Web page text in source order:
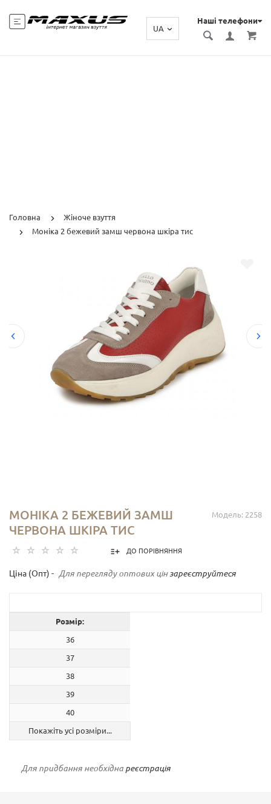
Наші телефони
UA
Головна
Жіноче взуття
Моніка 2 бежевий замш червона шкіра тис
Модель: 2258
МОНІКА 2 БЕЖЕВИЙ ЗАМШ
ЧЕРВОНА ШКІРА ТИС
ДО ПОРІВНЯННЯ
Ціна (Опт) - Для перегляду оптових цін зареєструйтеся
Розмір:
36
37
38
39
40
Покажіть усі розміри...
Для придбання необхідна реєстрація